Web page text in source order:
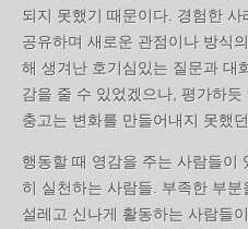
되지 못했기 때문이다. 경험한
공유하며 새로운 관점이나 방식
해 생겨난 호기심있는 질문과 대
감을 줄 수 있었겠으나, 평가하
충고는 변화를 만들어내지 못했
행동할 때 영감을 주는 사람들이
히 실천하는 사람들. 부족한 부
설레고 신나게 활동하는 사람들